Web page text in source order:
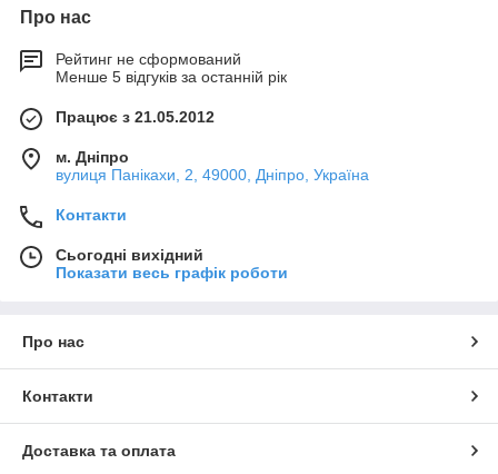
Про нас
Рейтинг не сформований
Менше 5 відгуків за останній рік
Працює з 21.05.2012
м. Дніпро
вулиця Панікахи, 2, 49000, Дніпро, Україна
Контакти
Сьогодні вихідний
Показати весь графік роботи
Про нас
Контакти
Доставка та оплата